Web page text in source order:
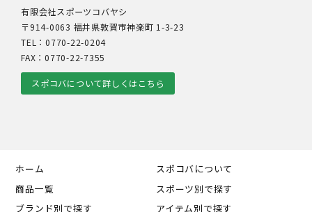
有限会社スポーツコバヤシ
〒914-0063 福井県敦賀市神楽町 1-3-23
TEL：0770-22-0204
FAX：0770-22-7355
スポコバについて詳しくはこちら
ホーム
スポコバについて
商品一覧
スポーツ別で探す
ブランド別で探す
アイテム別で探す